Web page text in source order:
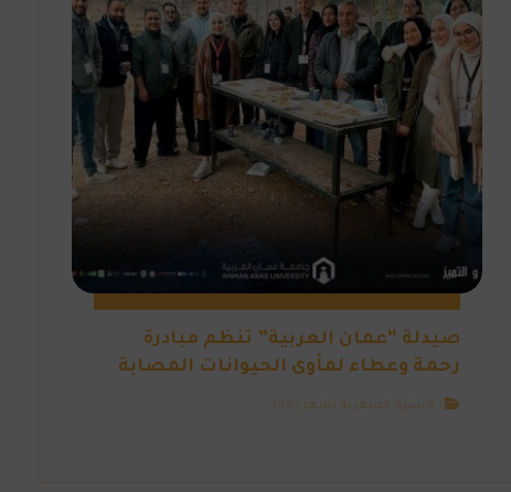
صيدلة “عمان العربية” تنظم مبادرة
رحمة وعطاء لمأوى الحيوانات المصابة
النشرة الشهرية لشهر ١ ٢٠٢٥